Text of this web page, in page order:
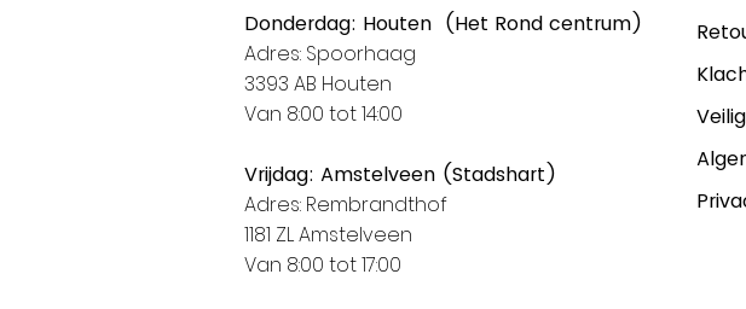
Donderdag: Houten (Het Rond centrum)
Adres: Spoorhaag
3393 AB Houten
Van 8:00 tot 14:00
Vrijdag: Amstelveen (Stadshart)
Adres: Rembrandthof
1181 ZL Amstelveen
Van 8:00 tot 17:00